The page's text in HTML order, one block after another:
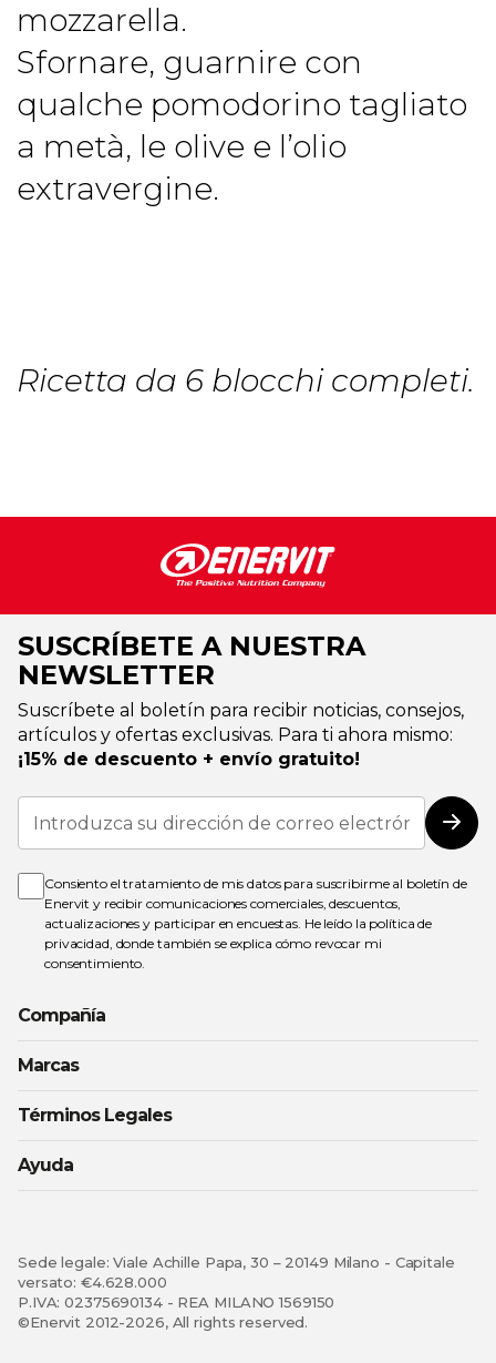
mozzarella.
Sfornare, guarnire con
qualche pomodorino tagliato
a metà, le olive e l’olio
extravergine.
Ricetta da 6 blocchi completi.
SUSCRÍBETE A NUESTRA
NEWSLETTER
Suscríbete al boletín para recibir noticias, consejos,
artículos y ofertas exclusivas. Para ti ahora mismo:
¡15% de descuento + envío gratuito!
Inscríbase
nuestro
de
noticias:
Consiento el tratamiento de mis datos para suscribirme al boletín de
Enervit y recibir comunicaciones comerciales, descuentos,
actualizaciones y participar en encuestas. He leído la política de
privacidad, donde también se explica cómo revocar mi
consentimiento.
Compañía
Marcas
Términos Legales
Ayuda
Sede legale: Viale Achille Papa, 30 – 20149 Milano - Capitale
versato: €4.628.000
P.IVA: 02375690134 - REA MILANO 1569150
©Enervit 2012-2026, All rights reserved.